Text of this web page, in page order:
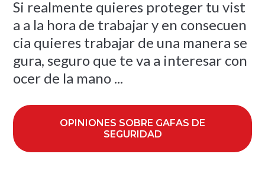
Si realmente quieres proteger tu vist
a a la hora de trabajar y en consecuen
cia quieres trabajar de una manera se
gura, seguro que te va a interesar con
ocer de la mano ...
OPINIONES SOBRE GAFAS DE
SEGURIDAD